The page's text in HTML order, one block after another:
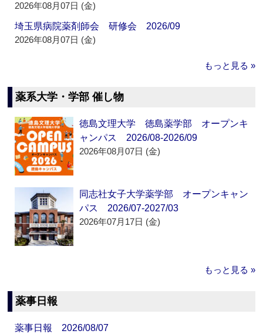
2026年08月07日 (金)
埼玉県病院薬剤師会 研修会 2026/09
2026年08月07日 (金)
もっと見る »
薬系大学・学部 催し物
徳島文理大学 徳島薬学部 オープンキ
ャンパス 2026/08-2026/09
2026年08月07日 (金)
同志社女子大学薬学部 オープンキャン
パス 2026/07-2027/03
2026年07月17日 (金)
もっと見る »
薬事日報
薬事日報 2026/08/07